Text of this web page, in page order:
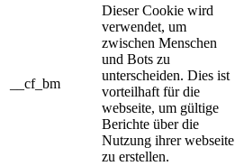
__cf_bm
Dieser Cookie wird
verwendet, um
zwischen Menschen
und Bots zu
unterscheiden. Dies ist
vorteilhaft für die
webseite, um gültige
Berichte über die
Nutzung ihrer webseite
zu erstellen.